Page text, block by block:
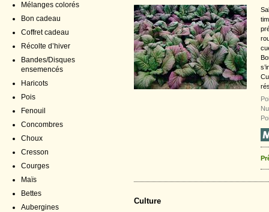
Mélanges colorés
Bon cadeau
Coffret cadeau
Récolte d’hiver
Bandes/Disques
ensemencés
Haricots
Pois
Fenouil
Concombres
Choux
Cresson
Courges
Maïs
Bettes
Aubergines
Culture